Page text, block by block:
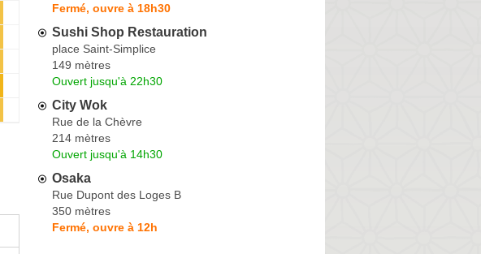
Fermé, ouvre à 18h30
Sushi Shop Restauration
place Saint-Simplice
149 mètres
Ouvert jusqu'à 22h30
City Wok
Rue de la Chèvre
214 mètres
Ouvert jusqu'à 14h30
Osaka
Rue Dupont des Loges B
350 mètres
Fermé, ouvre à 12h